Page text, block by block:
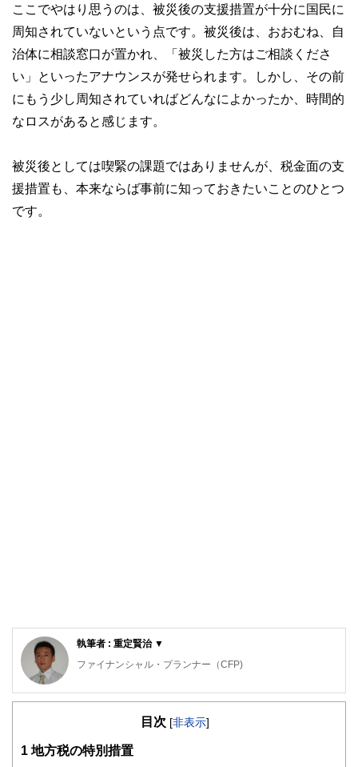
ここでやはり思うのは、被災後の支援措置が十分に国民に
周知されていないという点です。被災後は、おおむね、自
治体に相談窓口が置かれ、「被災した方はご相談くださ
い」といったアナウンスが発せられます。しかし、その前
にもう少し周知されていればどんなによかったか、時間的
なロスがあると感じます。
被災後としては喫緊の課題ではありませんが、税金面の支
援措置も、本来ならば事前に知っておきたいことのひとつ
です。
執筆者 : 重定賢治 ▼
ファイナンシャル・プランナー（CFP)
明治大学法学部法律学科を卒業後、金融機関にて資産運用業
ファイナンシャル・プランナー（FP）の上級資格である
目次 [非表示]
1 地方税の特別措置